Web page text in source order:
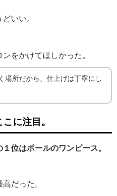
いい。
をかけてほしかった。
場所だから、仕上げは丁寧にし
に注目。
位はポールのワンピース。
だった。